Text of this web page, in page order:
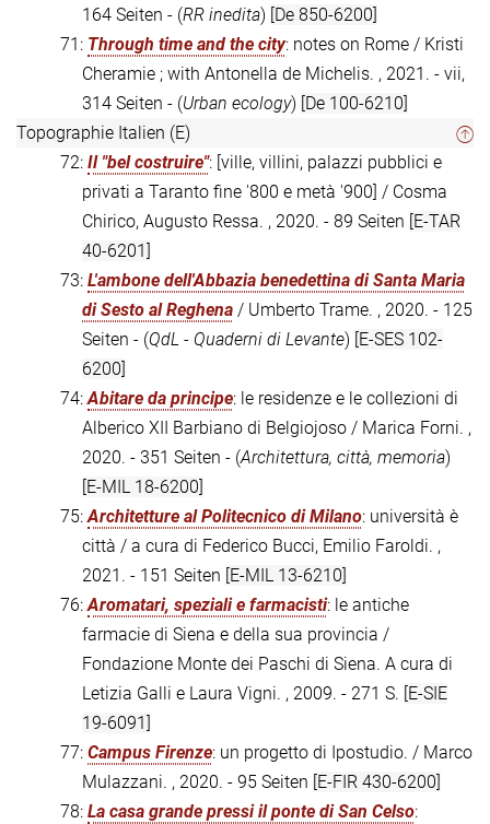
164 Seiten - (RR inedita) [De 850-6200]
71: Through time and the city: notes on Rome / Kristi
Cheramie ; with Antonella de Michelis. , 2021. - vii,
314 Seiten - (Urban ecology) [De 100-6210]
Topographie Italien (E)
72: Il "bel costruire": [ville, villini, palazzi pubblici e
privati a Taranto fine '800 e metà '900] / Cosma
Chirico, Augusto Ressa. , 2020. - 89 Seiten [E-TAR
40-6201]
73: L'ambone dell'Abbazia benedettina di Santa Maria
di Sesto al Reghena / Umberto Trame. , 2020. - 125
Seiten - (QdL - Quaderni di Levante) [E-SES 102-
6200]
74:Abitare da principe: le residenze e le collezioni di
Alberico XII Barbiano di Belgiojoso / Marica Forni. ,
2020. - 351 Seiten - (Architettura, città, memoria)
[E-MIL 18-6200]
75:Architetture al Politecnico di Milano: università è
città / a cura di Federico Bucci, Emilio Faroldi. ,
2021. - 151 Seiten [E-MIL 13-6210]
76:Aromatari, speziali e farmacisti: le antiche
farmacie di Siena e della sua provincia /
Fondazione Monte dei Paschi di Siena. A cura di
Letizia Galli e Laura Vigni. , 2009. - 271 S. [E-SIE
19-6091]
77: Campus Firenze: un progetto di Ipostudio. / Marco
Mulazzani. , 2020. - 95 Seiten [E-FIR 430-6200]
78: La casa grande pressi il ponte di San Celso: